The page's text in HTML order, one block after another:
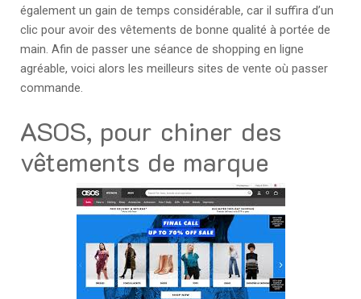
également un gain de temps considérable, car il suffira d’un
clic pour avoir des vêtements de bonne qualité à portée de
main. Afin de passer une séance de shopping en ligne
agréable, voici alors les meilleurs sites de vente où passer
commande.
ASOS, pour chiner des
vêtements de marque